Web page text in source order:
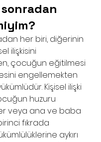
her biri, diğerinin
ilişkisini
çocuğun eğitilmesi
engellemekten
Kişisel ilişki
huzuru
veya ana ve baba
fıkrada
aykırı